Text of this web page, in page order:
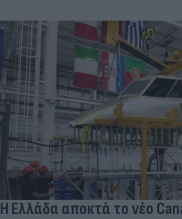
Η Ελλάδα αποκτά το νέο